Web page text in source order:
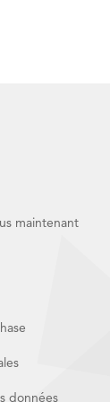
maintenant
données